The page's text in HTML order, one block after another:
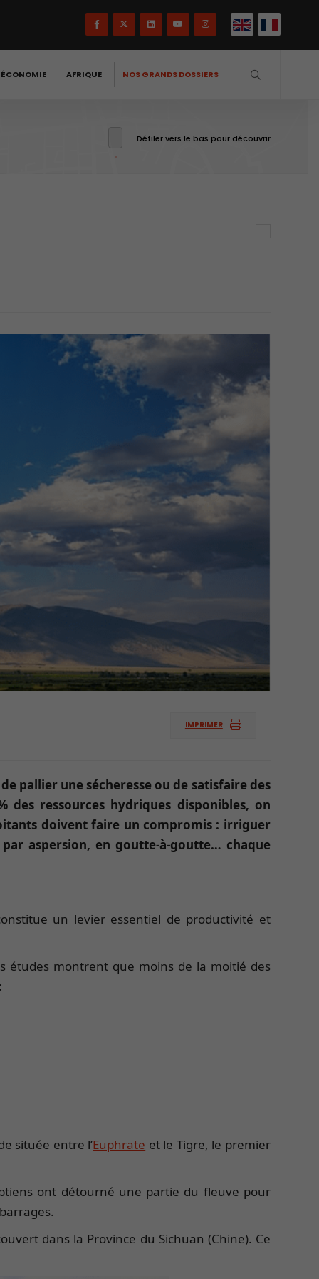
AFRIQUE NOS GRANDS DOSSIERS
Défiler vers le bas pour découvrir
IMPRIMER
pallier une sécheresse ou de satisfaire des
ressources hydriques disponibles, on
doivent faire un compromis : irriguer
aspersion, en goutte-à-goutte… chaque
un levier essentiel de productivité et
études montrent que moins de la moitié des
située entre l’Euphrate et le Tigre, le premier
ont détourné une partie du fleuve pour
dans la Province du Sichuan (Chine). Ce